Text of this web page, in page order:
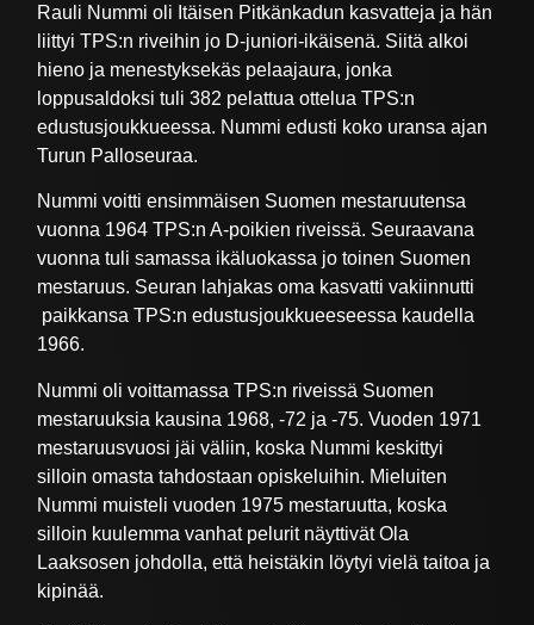
Rauli Nummi oli Itäisen Pitkänkadun kasvatteja ja hän
liittyi TPS:n riveihin jo D-juniori-ikäisenä. Siitä alkoi
hieno ja menestyksekäs pelaajaura, jonka
loppusaldoksi tuli 382 pelattua ottelua TPS:n
edustusjoukkueessa. Nummi edusti koko uransa ajan
Turun Palloseuraa.
Nummi voitti ensimmäisen Suomen mestaruutensa
vuonna 1964 TPS:n A-poikien riveissä. Seuraavana
vuonna tuli samassa ikäluokassa jo toinen Suomen
mestaruus. Seuran lahjakas oma kasvatti vakiinnutti
paikkansa TPS:n edustusjoukkueeseessa kaudella
1966.
Nummi oli voittamassa TPS:n riveissä Suomen
mestaruuksia kausina 1968, -72 ja -75. Vuoden 1971
mestaruusvuosi jäi väliin, koska Nummi keskittyi
silloin omasta tahdostaan opiskeluihin. Mieluiten
Nummi muisteli vuoden 1975 mestaruutta, koska
silloin kuulemma vanhat pelurit näyttivät Ola
Laaksosen johdolla, että heistäkin löytyi vielä taitoa ja
kipinää.